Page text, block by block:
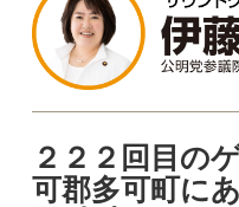
２２２回目の
可郡多可町に